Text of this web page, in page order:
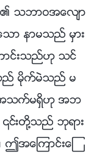
သဘာဝအေလ်ာ
ာ နာမသည္ မွား
ကာင္းသည္ဟု သင္
ည္ မိုက္မဲသည္ မ
အသက္မရွိဟု အဘ
၎တို႔သည္ ဘုရား
ဤအေၾကာင္းေၾ